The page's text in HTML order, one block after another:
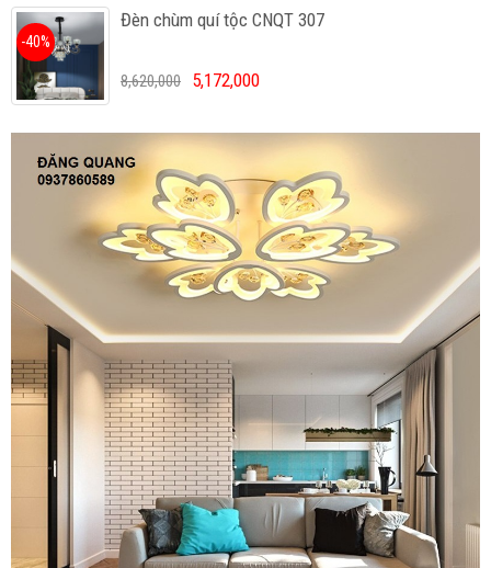
Đèn chùm quí tộc CNQT 307
-40%
8,620,000 5,172,000